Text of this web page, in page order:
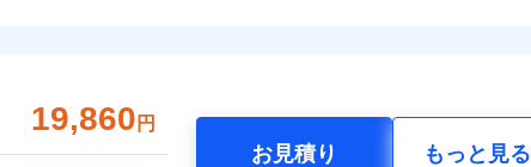
19,860 円
お見積り もっと見る